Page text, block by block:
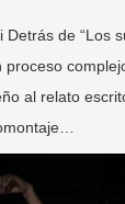
Detrás de “Los
proceso
al relato